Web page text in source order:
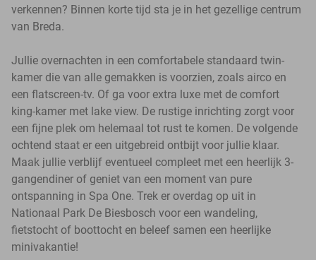
verkennen? Binnen korte tijd sta je in het gezellige centrum
van Breda.
Jullie overnachten in een comfortabele standaard twin-
kamer die van alle gemakken is voorzien, zoals airco en
een flatscreen-tv. Of ga voor extra luxe met de comfort
king-kamer met lake view. De rustige inrichting zorgt voor
een fijne plek om helemaal tot rust te komen. De volgende
ochtend staat er een uitgebreid ontbijt voor jullie klaar.
Maak jullie verblijf eventueel compleet met een heerlijk 3-
gangendiner of geniet van een moment van pure
ontspanning in Spa One. Trek er overdag op uit in
Nationaal Park De Biesbosch voor een wandeling,
fietstocht of boottocht en beleef samen een heerlijke
minivakantie!